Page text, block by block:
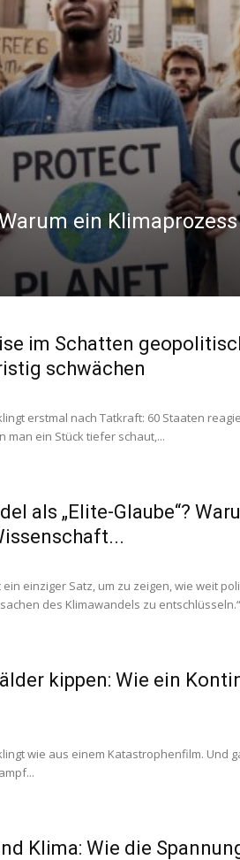
ein
im Schatten
schwächen
erstmal nach Tatkraft: 60 Staaten
man ein Stück tiefer schaut,...
als „Elite-Glaube“?
ein einziger Satz, um zu zeigen, wie weit
des Klimawandels zu
kippen: Wie ein
wie aus einem Katastrophenfilm. Und
Klima: Wie die